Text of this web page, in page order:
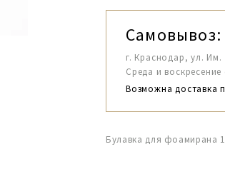
Самовывоз:
г. Краснодар, ул. Им.
Среда и воскресение
Возможна доставка
Булавка для фоамирана